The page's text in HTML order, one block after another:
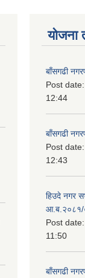
योजना
बाँसगढी
Post date:
12:44
बाँसगढी
Post date:
12:43
हिउदे नगर
आ.ब.२०८१/
Post date:
11:50
बाँसगढी